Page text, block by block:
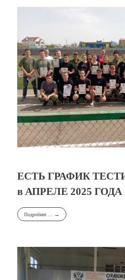
ЕСТЬ ГРАФИК
в АПРЕЛЕ 2025 ГОДА
Подробнее ...